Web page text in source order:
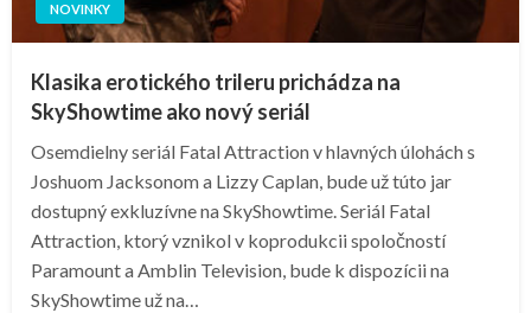
NOVINKY
Klasika erotického trileru prichádza na
SkyShowtime ako nový seriál
Osemdielny seriál Fatal Attraction v hlavných úlohách s
Joshuom Jacksonom a Lizzy Caplan, bude už túto jar
dostupný exkluzívne na SkyShowtime. Seriál Fatal
Attraction, ktorý vznikol v koprodukcii spoločností
Paramount a Amblin Television, bude k dispozícii na
SkyShowtime už na…